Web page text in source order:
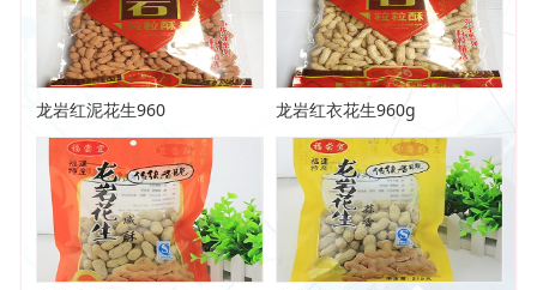
龙岩红泥花生960 龙岩红衣花生960g